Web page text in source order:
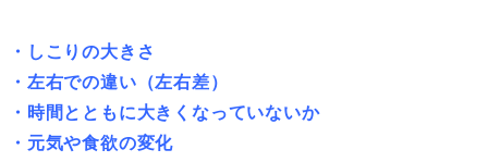
・しこりの大きさ
・左右での違い（左右差）
・時間とともに大きくなっていないか
・元気や食欲の変化